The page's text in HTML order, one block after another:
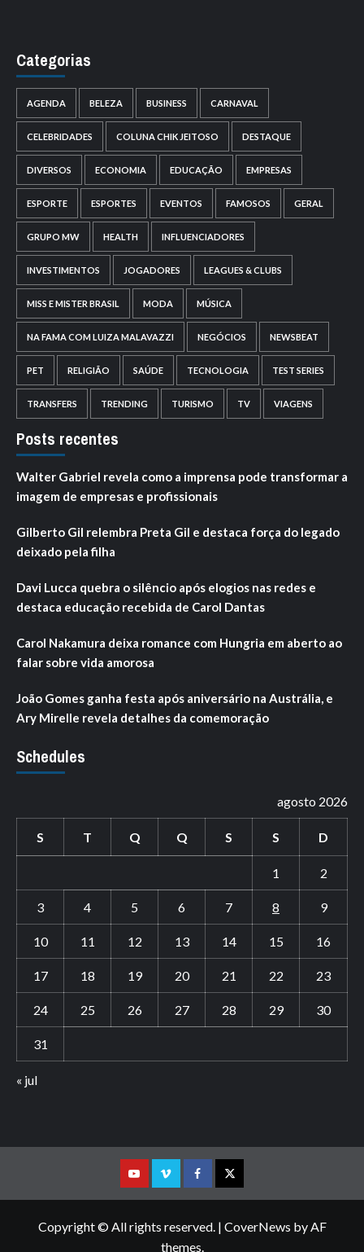
Categorias
AGENDA BELEZA BUSINESS CARNAVAL
CELEBRIDADES COLUNA CHIK JEITOSO DESTAQUE
DIVERSOS ECONOMIA EDUCAÇÃO EMPRESAS
ESPORTE ESPORTES EVENTOS FAMOSOS GERAL
GRUPO MW HEALTH INFLUENCIADORES
INVESTIMENTOS JOGADORES LEAGUES & CLUBS
MISS E MISTER BRASIL MODA MÚSICA
NA FAMA COM LUIZA MALAVAZZI NEGÓCIOS NEWSBEAT
PET RELIGIÃO SAÚDE TECNOLOGIA TEST SERIES
TRANSFERS TRENDING TURISMO TV VIAGENS
Posts recentes
Walter Gabriel revela como a imprensa pode transformar a
imagem de empresas e profissionais
Gilberto Gil relembra Preta Gil e destaca força do legado
deixado pela filha
Davi Lucca quebra o silêncio após elogios nas redes e
destaca educação recebida de Carol Dantas
Carol Nakamura deixa romance com Hungria em aberto ao
falar sobre vida amorosa
João Gomes ganha festa após aniversário na Austrália, e
Ary Mirelle revela detalhes da comemoração
Schedules
agosto 2026
S T Q Q S S D
1 2
3 4 5 6 7 8 9
10 11 12 13 14 15 16
17 18 19 20 21 22 23
24 25 26 27 28 29 30
31
« jul
YoutubeVimeoFacebookTwitter
Copyright © All rights reserved. | CoverNews by AF
themes.